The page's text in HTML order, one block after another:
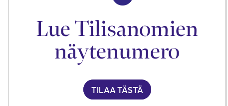
Lue Tilisanomien
näytenumero
TILAA TÄSTÄ